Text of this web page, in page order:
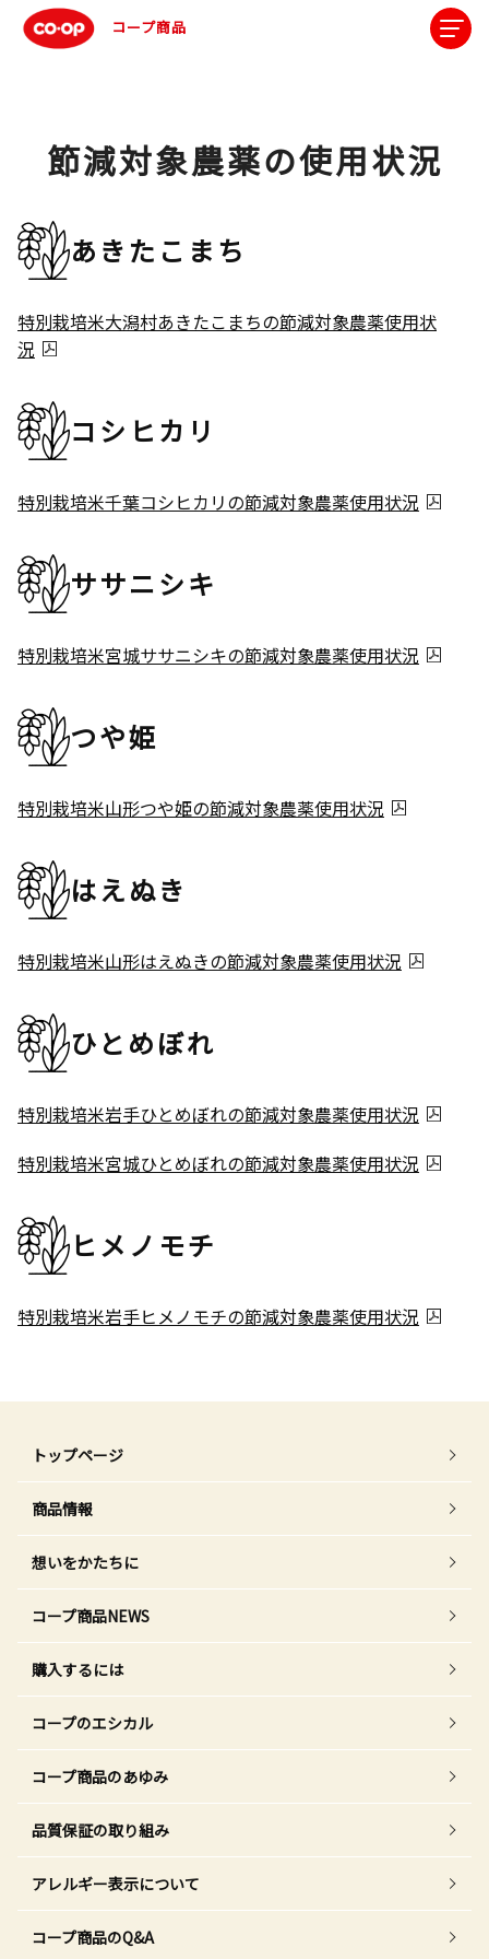
コープ商品
節減対象農薬の使用状況
あきたこまち
特別栽培米大潟村あきたこまちの節減対象農薬使用状
況
コシヒカリ
特別栽培米千葉コシヒカリの節減対象農薬使用状況
ササニシキ
特別栽培米宮城ササニシキの節減対象農薬使用状況
つや姫
特別栽培米山形つや姫の節減対象農薬使用状況
はえぬき
特別栽培米山形はえぬきの節減対象農薬使用状況
ひとめぼれ
特別栽培米岩手ひとめぼれの節減対象農薬使用状況
特別栽培米宮城ひとめぼれの節減対象農薬使用状況
ヒメノモチ
特別栽培米岩手ヒメノモチの節減対象農薬使用状況
トップページ
商品情報
想いをかたちに
コープ商品NEWS
購入するには
コープのエシカル
コープ商品のあゆみ
品質保証の取り組み
アレルギー表示について
コープ商品のQ&A